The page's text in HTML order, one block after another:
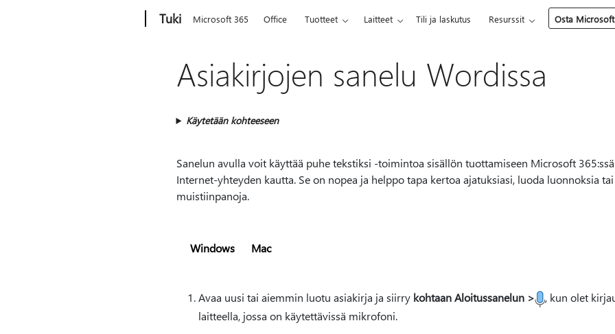
Tuki Microsoft 365 Office Tuotteet Laitteet Tili ja laskutus Resurssit Osta
Asiakirjojen sanelu Wordissa
Käytetään kohteeseen
Sanelun avulla voit käyttää puhe tekstiksi -toimintoa sisällön tuottamiseen Microsoft
Internet-yhteyden kautta. Se on nopea ja helppo tapa kertoa ajatuksiasi, luoda luonnoksia
muistiinpanoja.
Windows Mac
Avaa uusi tai aiemmin luotu asiakirja ja siirry kohtaan Aloitussanelun >
, kun olet
laitteella, jossa on käytettävissä mikrofoni.